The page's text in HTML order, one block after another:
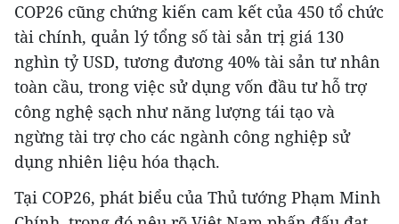
COP26 cũng chứng kiến cam kết của 450 tổ chức
tài chính, quản lý tổng số tài sản trị giá 130
nghìn tỷ USD, tương đương 40% tài sản tư nhân
toàn cầu, trong việc sử dụng vốn đầu tư hỗ trợ
công nghệ sạch như năng lượng tái tạo và
ngừng tài trợ cho các ngành công nghiệp sử
dụng nhiên liệu hóa thạch.
Tại COP26, phát biểu của Thủ tướng Phạm Minh